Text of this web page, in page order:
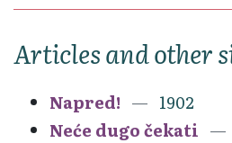
Articles and other
Napred!
1902
Neće dugo čekati